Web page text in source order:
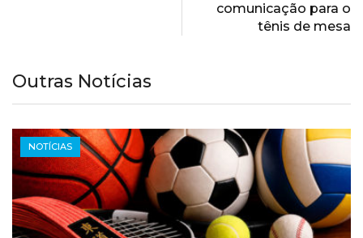
comunicação para o
tênis de mesa
Outras Notícias
NOTÍCIAS